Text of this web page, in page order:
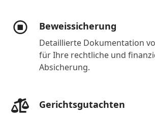
Beweissicherung
Detaillierte Dokumentation
für Ihre rechtliche und
Absicherung.
Gerichtsgutachten